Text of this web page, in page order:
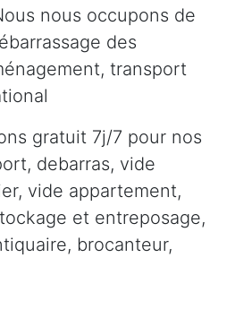
nous occupons de
des
transport
gratuit 7j/7 pour nos
debarras, vide
vide appartement,
et entreposage,
brocanteur,